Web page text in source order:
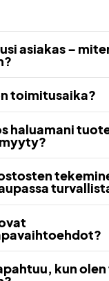
asiakas –
toimitusaika?
haluamani
kun